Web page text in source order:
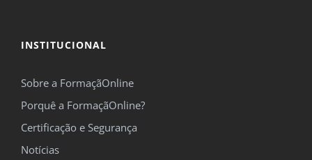
INSTITUCIONAL
Sobre a FormaçãOnline
Porquê a FormaçãOnline?
Certificação e Segurança
Notícias